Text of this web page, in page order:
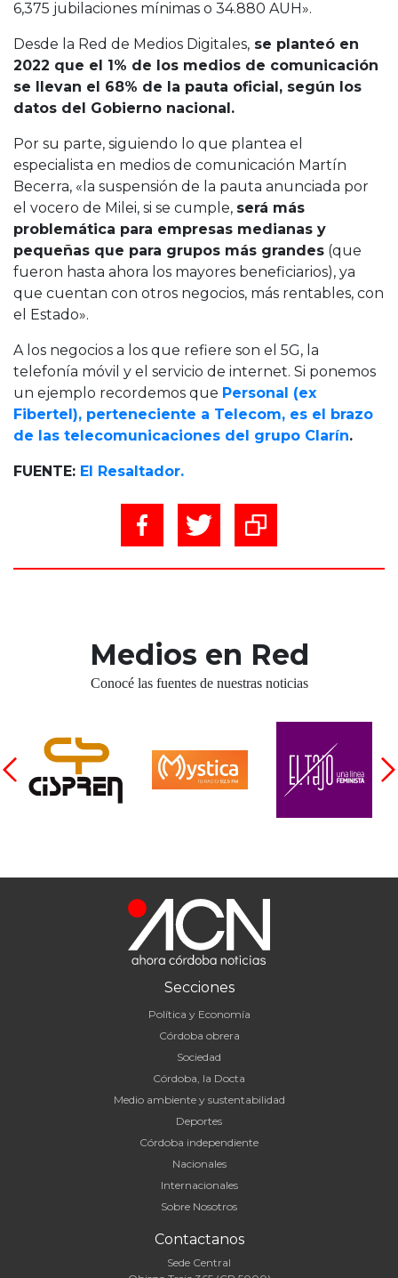
6,375 jubilaciones mínimas o 34.880 AUH».
Desde la Red de Medios Digitales, se planteó en
2022 que el 1% de los medios de comunicación
se llevan el 68% de la pauta oficial, según los
datos del Gobierno nacional.
Por su parte, siguiendo lo que plantea el
especialista en medios de comunicación Martín
Becerra, «la suspensión de la pauta anunciada por
el vocero de Milei, si se cumple, será más
problemática para empresas medianas y
pequeñas que para grupos más grandes (que
fueron hasta ahora los mayores beneficiarios), ya
que cuentan con otros negocios, más rentables, con
el Estado».
A los negocios a los que refiere son el 5G, la
telefonía móvil y el servicio de internet. Si ponemos
un ejemplo recordemos que Personal (ex
Fibertel), perteneciente a Telecom, es el brazo
de las telecomunicaciones del grupo Clarín.
FUENTE: El Resaltador.
Medios en Red
Conocé las fuentes de nuestras noticias
Secciones
Política y Economía
Córdoba obrera
Sociedad
Córdoba, la Docta
Medio ambiente y sustentabilidad
Deportes
Córdoba independiente
Nacionales
Internacionales
Sobre Nosotros
Contactanos
Sede Central